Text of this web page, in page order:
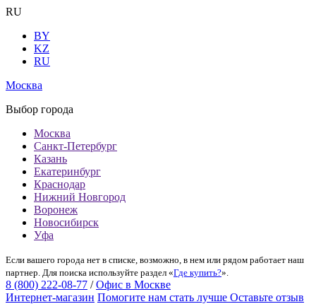
RU
BY
KZ
RU
Москва
Выбор города
Москва
Санкт-Петербург
Казань
Екатеринбург
Краснодар
Нижний Новгород
Воронеж
Новосибирск
Уфа
Если вашего города нет в списке, возможно, в нем или рядом работает наш
партнер. Для поиска используйте раздел «Где купить?».
8 (800) 222-08-77 / Офис в Москве
Интернет-магазин Помогите нам стать лучше Оставьте отзыв